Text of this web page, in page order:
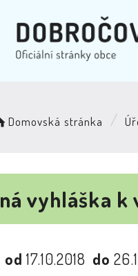
Domovská stránka
vyhláška k
od17.10.2018 do